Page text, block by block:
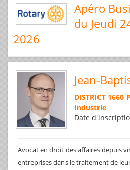
Apéro
du Jeudi
2026
Jean-
DISTRICT 1660-
Industrie
Date
Avocat en droit des affaires depuis
entreprises dans le traitement de